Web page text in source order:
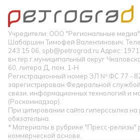
Учредители: ООО "Региональные
Шабаршин Тимофей Валентинович.
243 15 06, spb@petrograd.ru Адрес:
вн.тер.г.муниципальный округ
60, литера Д, пом. 1-Н
Регистрационный номер ЭЛ № ФС 77 -
зарегистрирован Федеральной
связи, информационных технологий и
(Роскомнадзор).
При цитировании сайта гиперссылка
обязательна.
* Материалы в рубрике "Пресс-релизы"
коммерческой основе.